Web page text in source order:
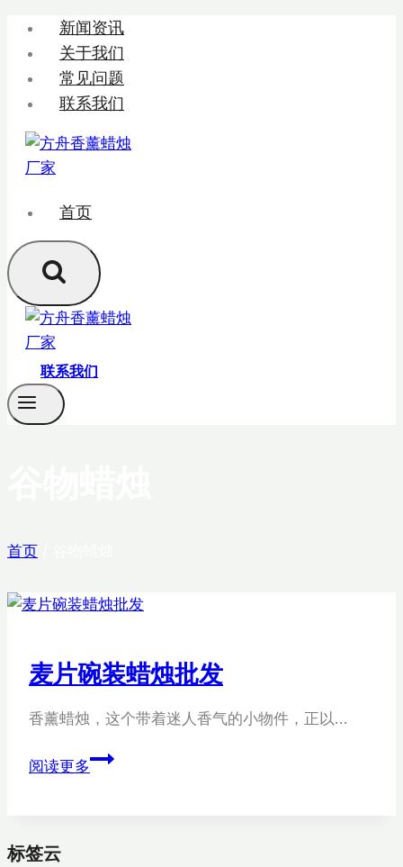
新闻资讯
关于我们
常见问题
联系我们
首页
联系我们
首页
麦片碗装蜡烛批发
香薰蜡烛，这个带着迷人香气的小物件，正以…
阅读更多麦
标签云